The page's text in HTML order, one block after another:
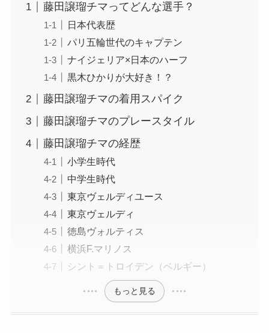
藤田譲瑠チマってどんな選手？
日本代表歴
パリ五輪世代のキャプテン
ナイジェリア×日本のハーフ
黒木ひかりが大好き！？
藤田譲瑠チマの着用スパイク
藤田譲瑠チマのプレースタイル
藤田譲瑠チマの経歴
小学生時代
中学生時代
東京ヴェルディユース
東京ヴェルディ
徳島ヴォルティス
横浜F.マリノス
シント＝トロイデン（ベルギー）
もっと見る